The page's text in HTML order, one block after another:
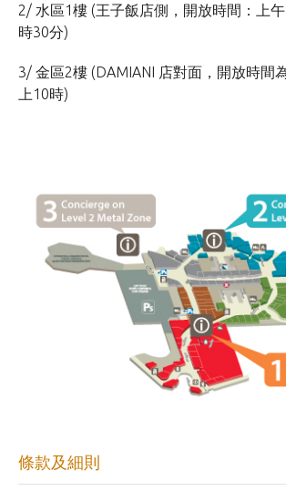
2/ 水區1樓 (王子飯店側，開放時間：上
時30分)
3/ 金區2樓 (DAMIANI 店對面，開放時間
上10時)
條款及細則